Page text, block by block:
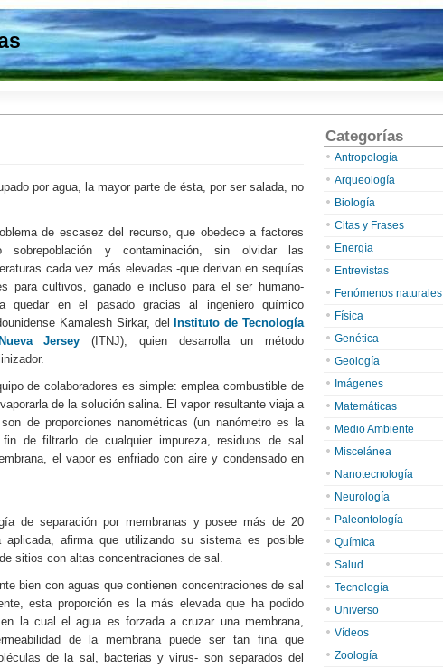
por agua, la mayor parte de ésta, por ser salada, no
de escasez del recurso, que obedece a factores
sobrepoblación y contaminación, sin olvidar las
cada vez más elevadas -que derivan en sequías
para cultivos, ganado e incluso para el ser humano-
quedar en el pasado gracias al ingeniero químico
Kamalesh Sirkar, del
Instituto de Tecnología
Jersey (ITNJ), quien desarrolla un método
de colaboradores es simple: emplea combustible de
de la solución salina. El vapor resultante viaja a
de proporciones nanométricas (un nanómetro es la
de filtrarlo de cualquier impureza, residuos de sal
el vapor es enfriado con aire y condensado en
de separación por membranas y posee más de 20
afirma que utilizando su sistema es posible
sitios con altas concentraciones de sal.
bien con aguas que contienen concentraciones de sal
esta proporción es la más elevada que ha podido
la cual el agua es forzada a cruzar una membrana,
de la membrana puede ser tan fina que
de la sal, bacterias y virus- son separados del
Categorías
Antropología
Arqueología
Biología
Citas y Frases
Energía
Entrevistas
Fenómenos naturales
Física
Genética
Geología
Imágenes
Matemáticas
Medio Ambiente
Miscelánea
Nanotecnología
Neurología
Paleontología
Química
Salud
Tecnología
Universo
Vídeos
Zoología